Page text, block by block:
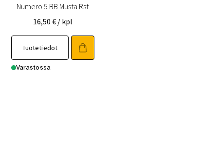
Numero 5 BB Musta Rst
16,50 € / kpl
Tuotetiedot
Varastossa